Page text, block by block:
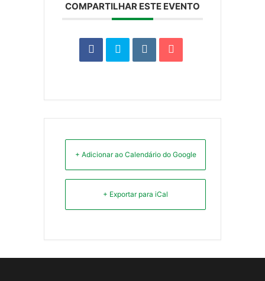
COMPARTILHAR ESTE EVENTO
+ Adicionar ao Calendário do Google
+ Exportar para iCal